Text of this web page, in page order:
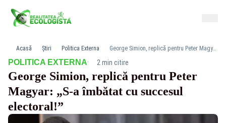
Acasă Știri Politica Externa George Simion, replică pentru Peter Magyar: „S-a îmbătat cu succesul electoral!”
POLITICA EXTERNA· 2 min citire
George Simion, replică pentru Peter
Magyar: „S-a îmbătat cu succesul
electoral!”